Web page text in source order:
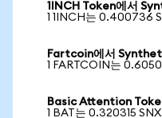
1INCH Token에서
1 1INCH는 0.400736
Fartcoin에서
1 FARTCOIN는
Basic Attention
1 BAT는 0.320315